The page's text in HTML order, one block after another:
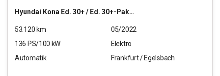
Hyundai Kona Ed. 30+ / Ed. 30+-Paket Elektro 2WD
53.120 km
05/2022
136 PS/100 kW
Elektro
Automatik
Frankfurt / Egelsbach